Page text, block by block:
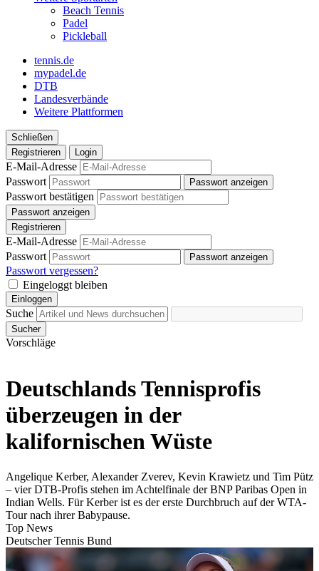
Beach Tennis
Padel
Pickleball
tennis.de
mypadel.de
DTB
Landesverbände
Weitere Plattformen
Schließen
Registrieren
Login
E-Mail-Adresse
Passwort
Passwort anzeigen
Passwort bestätigen
Passwort anzeigen
Registrieren
E-Mail-Adresse
Passwort
Passwort anzeigen
Passwort vergessen?
Eingeloggt bleiben
Einloggen
Suche
Sucher
Vorschläge
Deutschlands Tennisprofis
überzeugen in der
kalifornischen Wüste
Angelique Kerber, Alexander Zverev, Kevin Krawietz und Tim Pütz
– vier DTB-Profis stehen im Achtelfinale der BNP Paribas Open in
Indian Wells. Für Kerber ist es der erste Durchbruch auf der WTA-
Tour nach ihrer Babypause.
Top News
Deutscher Tennis Bund